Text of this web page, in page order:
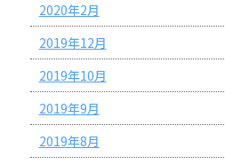
2020年2月
2019年12月
2019年10月
2019年9月
2019年8月